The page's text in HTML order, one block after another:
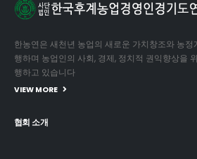
한농연은 새천년 농업의 새로운 가치창조와 농
행하며 농업인의 사회, 경제, 정치적 권익향상을
행하고 있습니다
VIEW MORE
협회 소개